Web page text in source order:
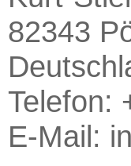
82343
Telefon:
E-Mail: